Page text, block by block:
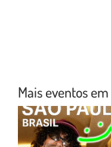
Mais eventos em